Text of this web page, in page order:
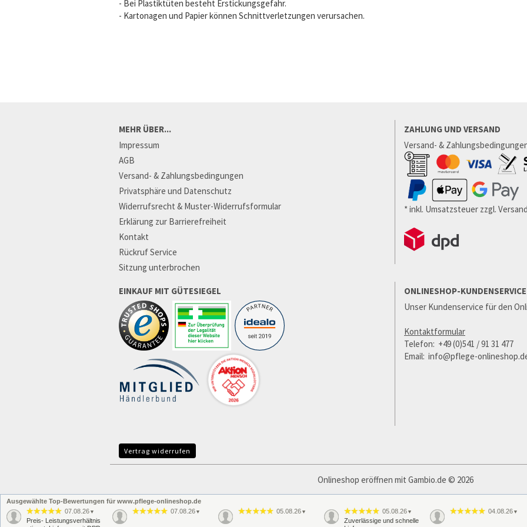
- Bei Plastiktüten besteht Erstickungsgefahr.
- Kartonagen und Papier können Schnittverletzungen verursachen.
MEHR ÜBER...
Impressum
AGB
Versand- & Zahlungsbedingungen
Privatsphäre und Datenschutz
Widerrufsrecht & Muster-Widerrufsformular
Erklärung zur Barrierefreiheit
Kontakt
Rückruf Service
Sitzung unterbrochen
ZAHLUNG UND VERSAND
Versand- &
* inkl. Umsatzsteuer zzgl.
EINKAUF MIT GÜTESIEGEL
ONLINESHOP-KUNDENSERVICE
Unser Kundenservice für den
Kontaktformular
Telefon: +49 (0)541 / 91 31 477
Email: info@pflege-
Vertrag widerrufen
Onlineshop eröffnen mit Gambio.de © 2026
Ausgewählte Top-Bewertungen für www.pflege-onlineshop.de
07.08.26 ▼
Preis- Leistungsverhältnis
07.08.26 ▼ 05.08.26 ▼ 05.08.26 ▼
Zuverlässige und schnelle
04.08.26 ▼